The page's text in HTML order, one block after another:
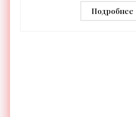
дальностью
-
Подробнее